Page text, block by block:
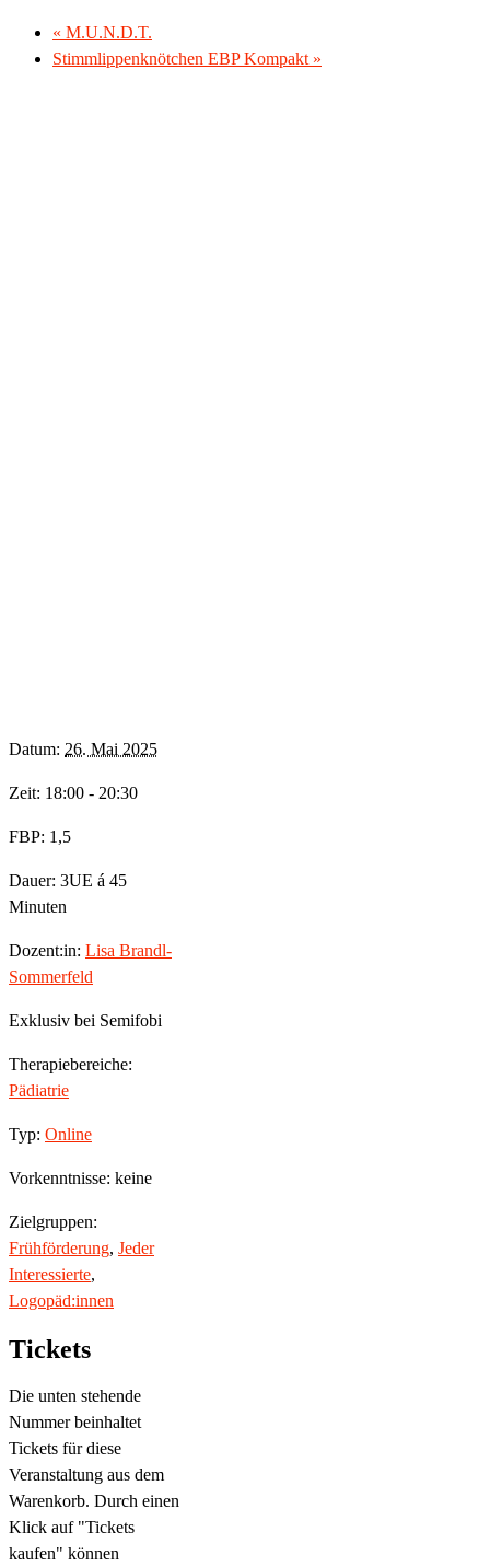
« M.U.N.D.T.
Stimmlippenknötchen EBP Kompakt »
Datum: 26. Mai 2025
Zeit: 18:00 - 20:30
FBP: 1,5
Dauer: 3UE á 45
Minuten
Dozent:in: Lisa Brandl-
Sommerfeld
Exklusiv bei Semifobi
Therapiebereiche:
Pädiatrie
Typ: Online
Vorkenntnisse: keine
Zielgruppen:
Frühförderung, Jeder
Interessierte,
Logopäd:innen
Tickets
Die unten stehende
Nummer beinhaltet
Tickets für diese
Veranstaltung aus dem
Warenkorb. Durch einen
Klick auf "Tickets
kaufen" können